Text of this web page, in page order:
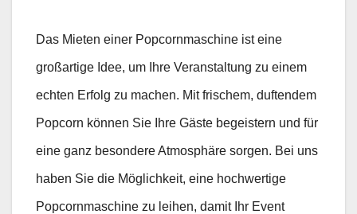
Das Mieten einer Popcornmaschine ist eine
großartige Idee, um Ihre Veranstaltung zu einem
echten Erfolg zu machen. Mit frischem, duftendem
Popcorn können Sie Ihre Gäste begeistern und für
eine ganz besondere Atmosphäre sorgen. Bei uns
haben Sie die Möglichkeit, eine hochwertige
Popcornmaschine zu leihen, damit Ihr Event